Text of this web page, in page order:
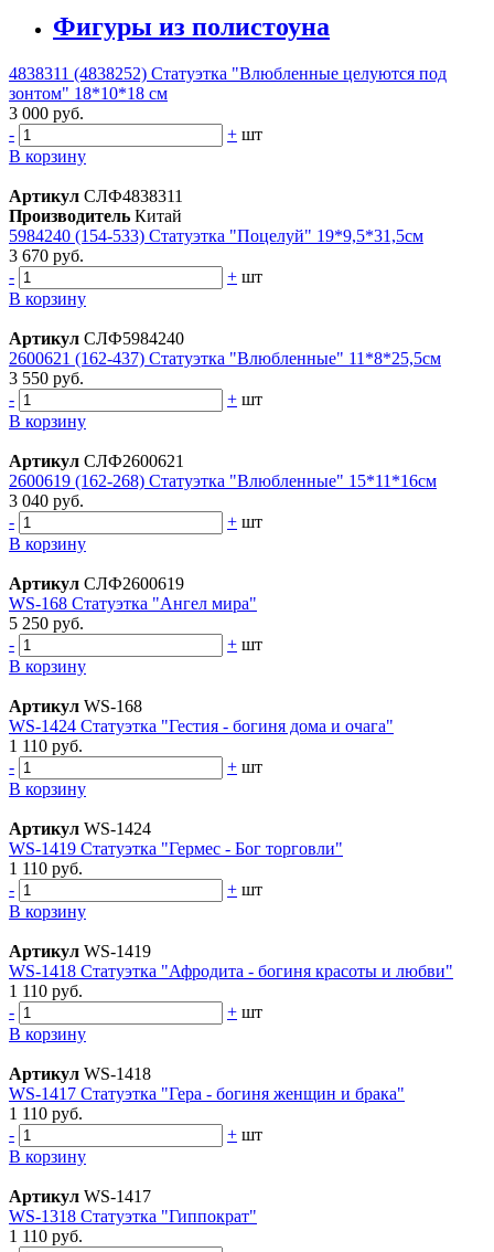
Фигуры из полистоуна
4838311 (4838252) Статуэтка "Влюбленные целуются под
зонтом" 18*10*18 см
3 000 руб.
-
+ шт
В корзину
Артикул СЛФ4838311
Производитель Китай
5984240 (154-533) Статуэтка "Поцелуй" 19*9,5*31,5см
3 670 руб.
-
+ шт
В корзину
Артикул СЛФ5984240
2600621 (162-437) Статуэтка "Влюбленные" 11*8*25,5см
3 550 руб.
-
+ шт
В корзину
Артикул СЛФ2600621
2600619 (162-268) Статуэтка "Влюбленные" 15*11*16см
3 040 руб.
-
+ шт
В корзину
Артикул СЛФ2600619
WS-168 Статуэтка "Ангел мира"
5 250 руб.
-
+ шт
В корзину
Артикул WS-168
WS-1424 Статуэтка "Гестия - богиня дома и очага"
1 110 руб.
-
+ шт
В корзину
Артикул WS-1424
WS-1419 Статуэтка "Гермес - Бог торговли"
1 110 руб.
-
+ шт
В корзину
Артикул WS-1419
WS-1418 Статуэтка "Афродита - богиня красоты и любви"
1 110 руб.
-
+ шт
В корзину
Артикул WS-1418
WS-1417 Статуэтка "Гера - богиня женщин и брака"
1 110 руб.
-
+ шт
В корзину
Артикул WS-1417
WS-1318 Статуэтка "Гиппократ"
1 110 руб.